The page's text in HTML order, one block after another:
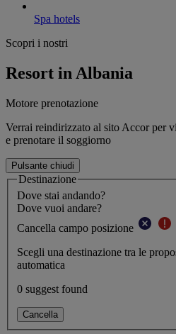
Spa hotels
Scopri i nostri
Resort in Albania
Motore prenotazione
Verrai reindirizzato al sito Accor per
e prenotare il soggiorno
Pulsante chiudi
Destinazione
Dove stai andando?
Dove vuoi andare?
Cancella campo posizione
Scegli una destinazione tra le
automatica
0 suggest found
Cancella